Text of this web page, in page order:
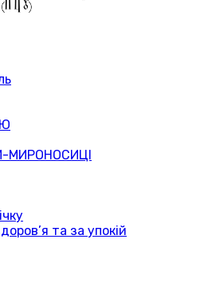
МИРОНОСИЦІ
та за упокій